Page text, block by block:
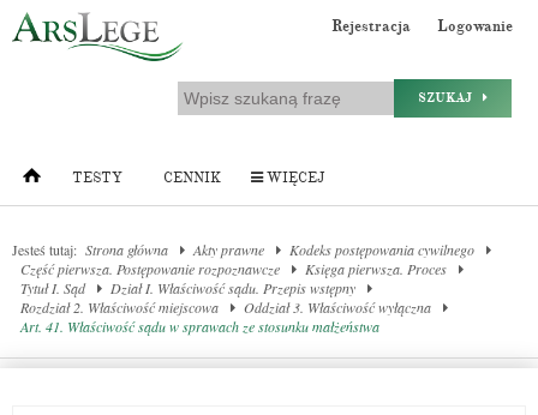
Rejestracja Logowanie
SZUKAJ
TESTY CENNIK WIĘCEJ
Jesteś tutaj: Strona główna Akty prawne
Kodeks postępowania cywilnego
Część pierwsza. Postępowanie rozpoznawcze
Księga pierwsza. Proces
Tytuł I. Sąd
Dział I. Właściwość sądu. Przepis wstępny
Rozdział 2. Właściwość miejscowa
Oddział 3. Właściwość wyłączna
Art. 41. Właściwość sądu w sprawach ze stosunku małżeństwa